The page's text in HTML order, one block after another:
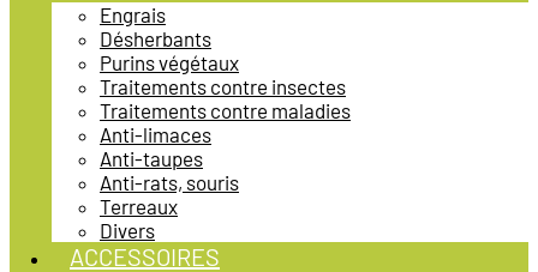
Engrais
Désherbants
Purins végétaux
Traitements contre insectes
Traitements contre maladies
Anti-limaces
Anti-taupes
Anti-rats, souris
Terreaux
Divers
ACCESSOIRES